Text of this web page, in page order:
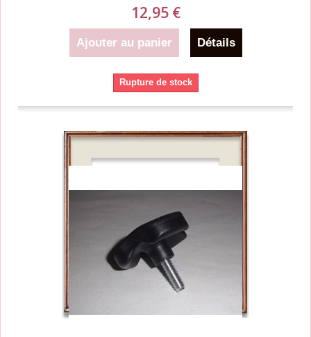
12,95 €
Ajouter au panier Détails
Rupture de stock